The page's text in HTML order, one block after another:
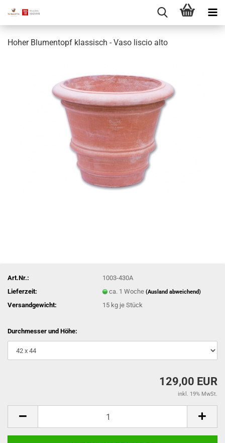
Hoher Blumentopf klassisch - Vaso liscio alto
Art.Nr.:
1003-430A
Lieferzeit:
ca. 1 Woche(Ausland abweichend)
Versandgewicht: 15 kg je Stück
Durchmesser und Höhe:
129,00 EUR
inkl. 19% MwSt.